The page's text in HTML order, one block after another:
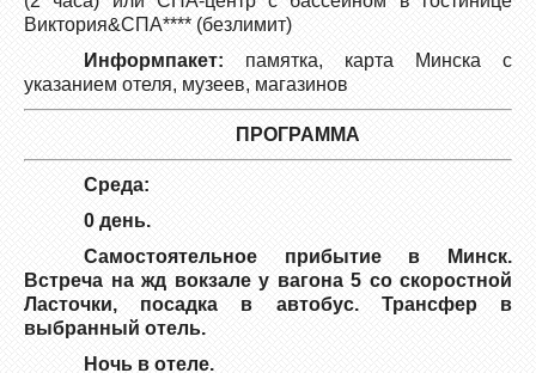
Виктория&СПА**** (безлимит)
Информпакет: памятка, карта Минска с
указанием отеля, музеев, магазинов
ПРОГРАММА
Среда:
0 день.
Самостоятельное прибытие в Минск.
Встреча на жд вокзале у вагона 5 со скоростной
Ласточки, посадка в автобус. Трансфер в
выбранный отель.
Ночь в отеле.